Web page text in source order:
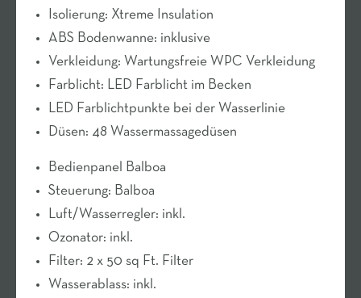
Isolierung: Xtreme Insulation
ABS Bodenwanne: inklusive
Verkleidung: Wartungsfreie WPC Verkleidung
Farblicht: LED Farblicht im Becken
LED Farblichtpunkte bei der Wasserlinie
Düsen: 48 Wassermassagedüsen
Bedienpanel Balboa
Steuerung: Balboa
Luft/Wasserregler: inkl.
Ozonator: inkl.
Filter: 2 x 50 sq Ft. Filter
Wasserablass: inkl.